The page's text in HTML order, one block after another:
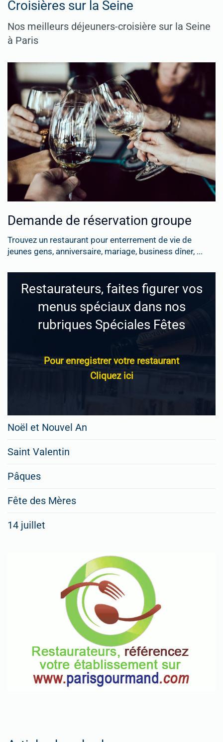
Croisières sur la Seine
Nos meilleurs déjeuners-croisière sur la Seine
à Paris
Demande de réservation groupe
Trouvez un restaurant pour enterrement de vie de
jeunes gens, anniversaire, mariage, business dîner, ...
Restaurateurs, faites figurer vos
menus spéciaux dans nos
rubriques Spéciales Fêtes
Pour enregistrer votre restaurant
Cliquez ici
Noël et Nouvel An
Saint Valentin
Pâques
Fête des Mères
14 juillet